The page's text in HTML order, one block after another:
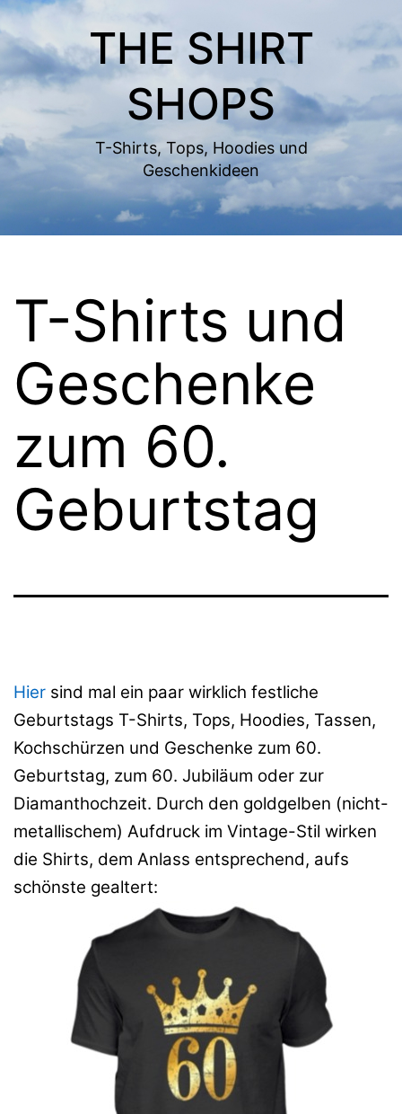
Zum
Inhalt
springen
THE SHIRT
SHOPS
T-Shirts, Tops, Hoodies und
Geschenkideen
T-Shirts und
Geschenke
zum 60.
Geburtstag
Hier sind mal ein paar wirklich festliche
Geburtstags T-Shirts, Tops, Hoodies, Tassen,
Kochschürzen und Geschenke zum 60.
Geburtstag, zum 60. Jubiläum oder zur
Diamanthochzeit. Durch den goldgelben (nicht-
metallischem) Aufdruck im Vintage-Stil wirken
die Shirts, dem Anlass entsprechend, aufs
schönste gealtert: